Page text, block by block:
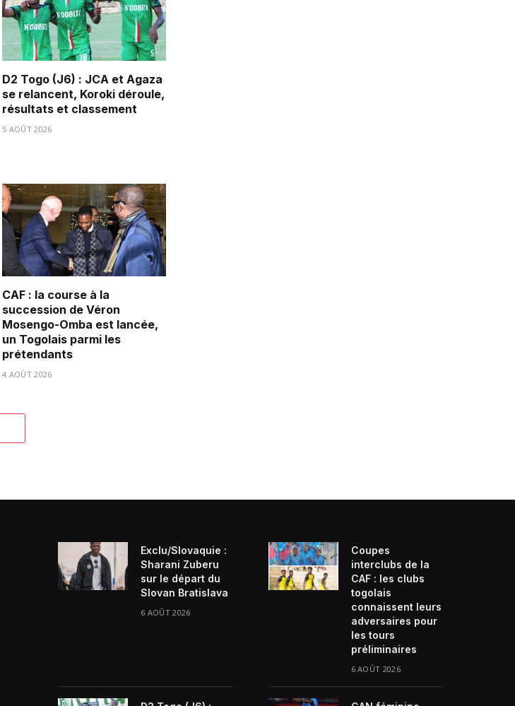
D2 Togo (J6) : JCA et Agaza
se relancent, Koroki déroule,
résultats et classement
5 AOÛT 2026
CAF : la course à la
succession de Véron
Mosengo-Omba est lancée,
un Togolais parmi les
prétendants
4 AOÛT 2026
Exclu/Slovaquie :
Sharani Zuberu
sur le départ du
Slovan Bratislava
6 AOÛT 2026
Coupes
interclubs de la
CAF : les clubs
togolais
connaissent leurs
adversaires pour
les tours
préliminaires
6 AOÛT 2026